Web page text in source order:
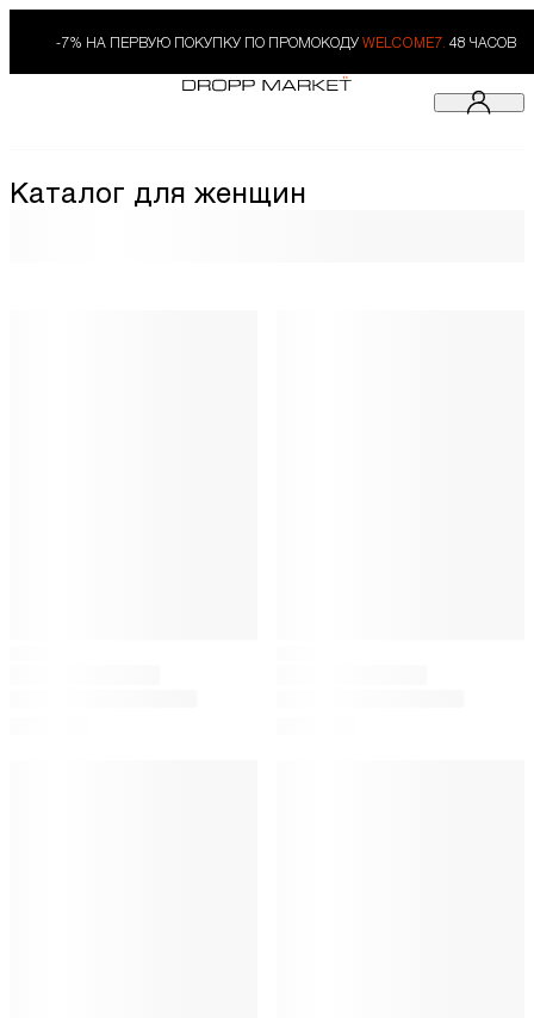
-7% НА ПЕРВУЮ ПОКУПКУ ПО ПРОМОКОДУ WELCOME7. 48 ЧАСОВ
Каталог для женщин